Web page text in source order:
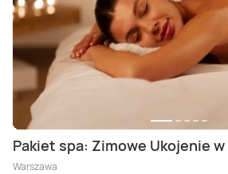
Pakiet spa: Zimowe Ukojenie w
Warszawa